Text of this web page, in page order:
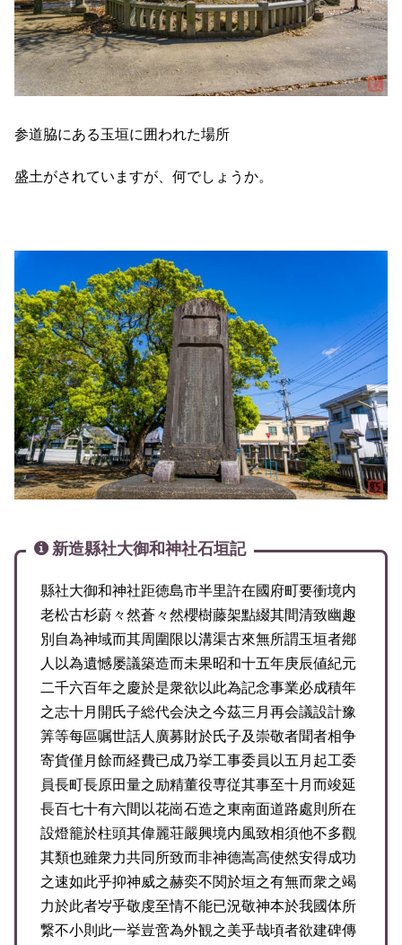
参道脇にある玉垣に囲われた場所
盛土がされていますが、何でしょうか。
新造縣社大御和神社石垣記
縣社大御和神社距徳島市半里許在國府町要衝境内
老松古杉蔚々然蒼々然櫻樹藤架點綴其間清致幽趣
別自為神域而其周圍限以溝渠古來無所謂玉垣者鄕
人以為遺憾屡議築造而未果昭和十五年庚辰値紀元
二千六百年之慶於是衆欲以此為記念事業必成積年
之志十月開氏子総代会決之今茲三月再会議設計豫
筭等每區嘱世話人廣募財於氏子及崇敬者聞者相争
寄貨僅月餘而経費已成乃挙工事委員以五月起工委
員長町長原田量之励精董役専従其事至十月而竣延
長百七十有六間以花崗石造之東南面道路處則所在
設燈籠於柱頭其偉麗荘嚴興境内風致相須他不多觀
其類也雖衆力共同所致而非神德嵩高使然安得成功
之速如此乎抑神威之赫奕不関於垣之有無而衆之竭
力於此者㞮乎敬虔至情不能已況敬神本於我國体所
繋不小則此一挙豈啻為外観之美乎哉頃者欲建碑傳